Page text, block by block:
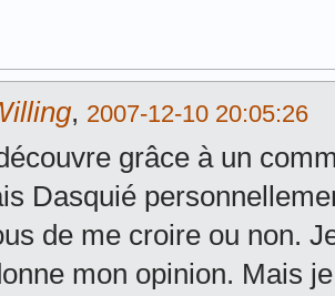
, 2007-12-10 20:05:26
grâce à un
Dasquié
de me croire ou non.
mon opinion. Mais